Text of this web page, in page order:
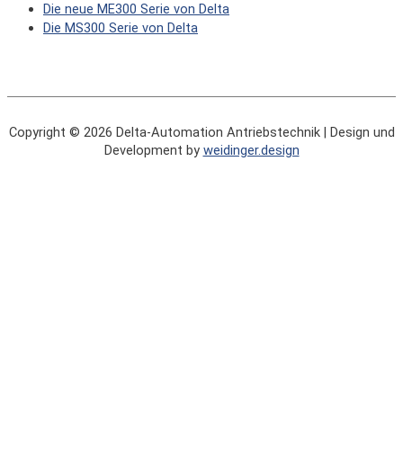
Die neue ME300 Serie von Delta
Die MS300 Serie von Delta
Copyright © 2026 Delta-Automation Antriebstechnik| Design und
Development by weidinger.design